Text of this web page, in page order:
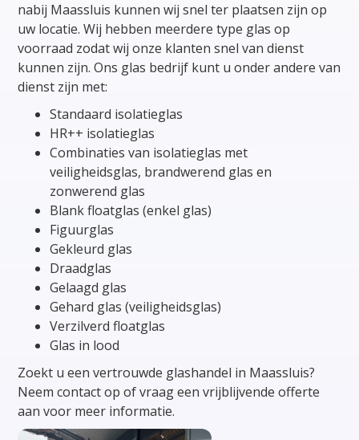
nabij Maassluis kunnen wij snel ter plaatsen zijn op
uw locatie. Wij hebben meerdere type glas op
voorraad zodat wij onze klanten snel van dienst
kunnen zijn. Ons glas bedrijf kunt u onder andere van
dienst zijn met:
Standaard isolatieglas
HR++ isolatieglas
Combinaties van isolatieglas met
veiligheidsglas, brandwerend glas en
zonwerend glas
Blank floatglas (enkel glas)
Figuurglas
Gekleurd glas
Draadglas
Gelaagd glas
Gehard glas (veiligheidsglas)
Verzilverd floatglas
Glas in lood
Zoekt u een vertrouwde glashandel in Maassluis?
Neem contact op of vraag een vrijblijvende offerte
aan voor meer informatie.